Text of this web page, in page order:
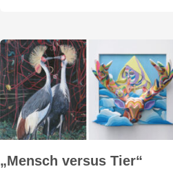
„Mensch versus Tier“